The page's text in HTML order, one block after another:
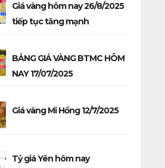
Giá vàng hôm nay 26/8/2025
tiếp tục tăng mạnh
BẢNG GIÁ VÀNG BTMC HÔM
NAY 17/07/2025
Giá vàng Mi Hồng 12/7/2025
Tỷ giá Yên hôm nay